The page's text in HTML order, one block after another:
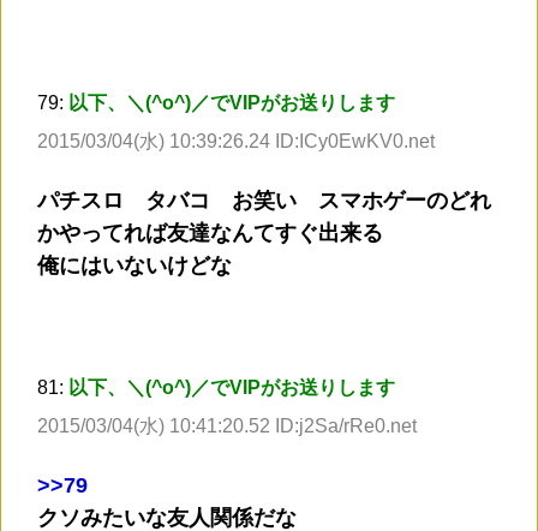
79: 以下、＼(^o^)／でVIPがお送りします
2015/03/04(水) 10:39:26.24 ID:ICy0EwKV0.net
パチスロ タバコ お笑い スマホゲーのどれ
かやってれば友達なんてすぐ出来る
俺にはいないけどな
81: 以下、＼(^o^)／でVIPがお送りします
2015/03/04(水) 10:41:20.52 ID:j2Sa/rRe0.net
>>79
クソみたいな友人関係だな